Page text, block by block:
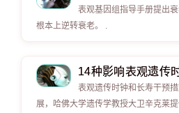
表观基因组指导手册提出
根本上逆转衰老。 .
14种影响表观遗传
表观遗传时钟和长寿干预
展，哈佛大学遗传学教授大卫辛克莱提